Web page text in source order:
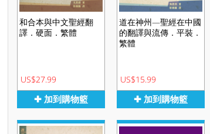
和合本與中文聖經翻
譯．硬面．繁體
US$27.99
✚ 加到購物籃
道在神州—聖經在中國
的翻譯與流傳．平裝．
繁體
US$15.99
✚ 加到購物籃